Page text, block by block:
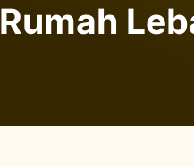
Rumah